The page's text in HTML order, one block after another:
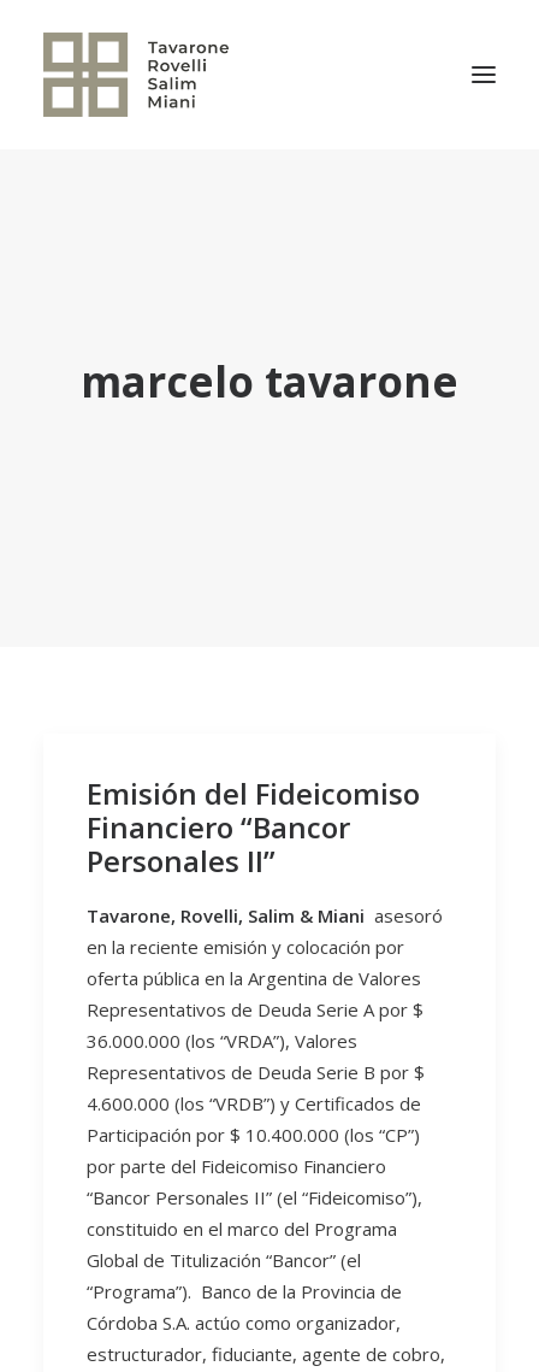
TRANSACCIONES RELEVANTES
marcelo tavarone
Emisión del Fideicomiso
Financiero “Bancor
Personales II”
Tavarone, Rovelli, Salim & Miani asesoró
en la reciente emisión y colocación por
oferta pública en la Argentina de Valores
Representativos de Deuda Serie A por $
36.000.000 (los “VRDA”), Valores
Representativos de Deuda Serie B por $
4.600.000 (los “VRDB”) y Certificados de
Participación por $ 10.400.000 (los “CP”)
por parte del Fideicomiso Financiero
“Bancor Personales II” (el “Fideicomiso”),
constituido en el marco del Programa
Global de Titulización “Bancor” (el
“Programa”). Banco de la Provincia de
Córdoba S.A. actúo como organizador,
estructurador, fiduciante, agente de cobro,